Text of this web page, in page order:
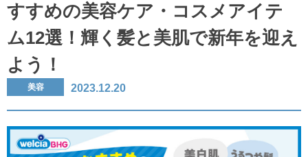
すすめの美容ケア・コスメアイテ
ム12選！輝く髪と美肌で新年を迎え
よう！
美容 2023.12.20